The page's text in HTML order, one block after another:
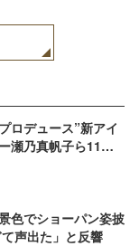
ロデュース”新アイ
瀬乃真帆子ら11人
色でショーパン姿披
声出た」と反響